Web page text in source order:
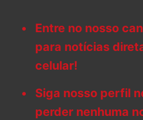
Entre no nosso
para notícias
celular!
Siga nosso perfil
perder nenhuma